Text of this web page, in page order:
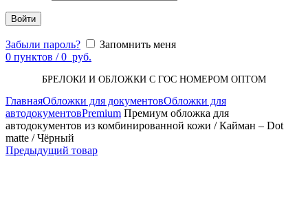
Войти
Забыли пароль?
Запомнить меня
0 пунктов / 0 руб.
БРЕЛОКИ И ОБЛОЖКИ С ГОС НОМЕРОМ ОПТОМ
ГлавнаяОбложки для документовОбложки для
автодокументовPremium Премиум обложка для
автодокументов из комбинированной кожи / Кайман – Dot
matte / Чёрный
Предыдущий товар